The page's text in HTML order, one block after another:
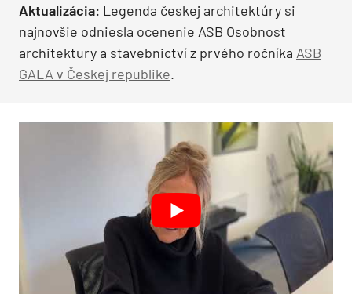
Aktualizácia: Legenda českej architektúry si
najnovšie odniesla ocenenie ASB Osobnost
architektury a stavebnictví z prvého ročníka ASB
GALA v Českej republike.